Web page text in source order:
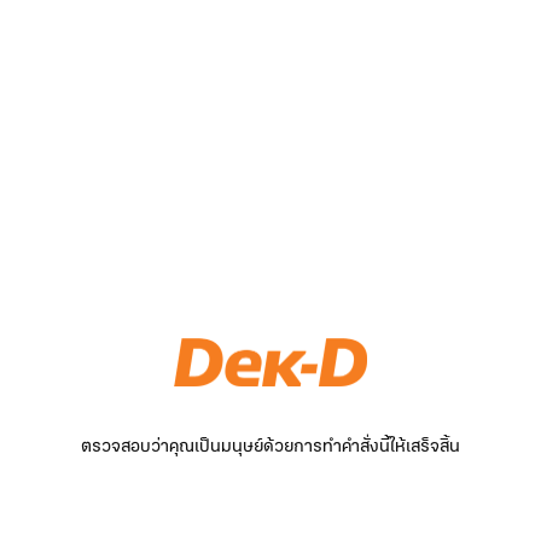
ตรวจสอบว่าคุณเป็นมนุษย์ด้วยการทำคำสั่งนี้ให้เสร็จสิ้น